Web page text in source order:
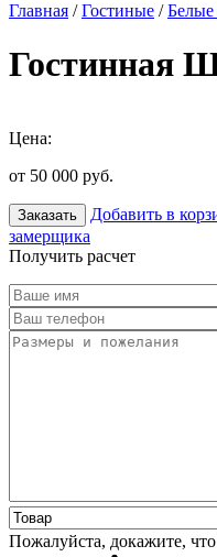
Главная /Гостиные /Белые
Гостинная
Цена:
от 50 000 руб.
Заказать Добавить в
замерщика
Получить расчет
Пожалуйста, докажите,